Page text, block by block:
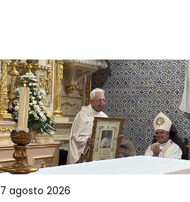
7 agosto 2026